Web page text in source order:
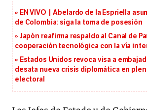
EN VIVO | Abelardo de la Espriella
de Colombia: siga la toma de posesión
Japón reafirma respaldo al Canal de
cooperación tecnológica con la vía
Estados Unidos revoca visa a
desata nueva crisis diplomática en
electoral